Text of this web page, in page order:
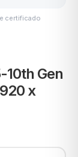
certificado
10th Gen
x